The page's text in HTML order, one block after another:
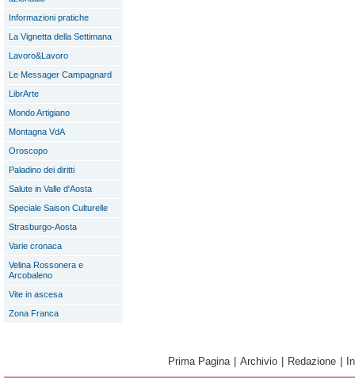
Informazioni pratiche
La Vignetta della Settimana
Lavoro&Lavoro
Le Messager Campagnard
LibrArte
Mondo Artigiano
Montagna VdA
Oroscopo
Paladino dei diritti
Salute in Valle d'Aosta
Speciale Saison Culturelle
Strasburgo-Aosta
Varie cronaca
Velina Rossonera e
Arcobaleno
Vite in ascesa
Zona Franca
Prima Pagina Archivio Redazione